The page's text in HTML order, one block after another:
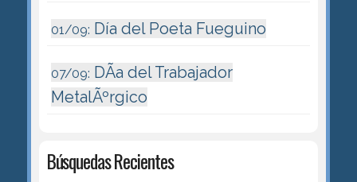
01/09: Día del Poeta Fueguino
07/09: DÃ­a del Trabajador
MetalÃºrgico
Búsquedas Recientes